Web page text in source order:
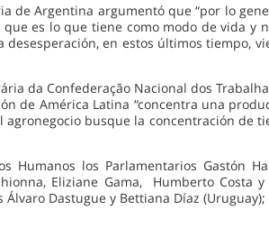
de Argentina argumentó que “por lo
es lo que tiene como modo de vida
en estos últimos tiempo,
da Confederação Nacional dos
de América Latina “concentra una
busque la concentración de
Humanos los Parlamentarios Gastón
Eliziane Gama, Humberto Costa
Dastugue y Bettiana Díaz